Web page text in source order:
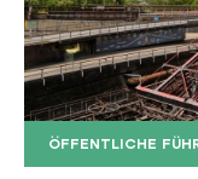
ÖFFENTLICHE
Der
Copyright: